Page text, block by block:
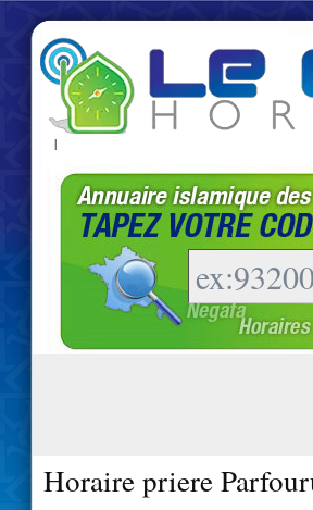
|
Horaire priere